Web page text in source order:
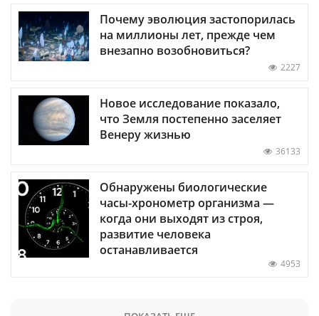
Почему эволюция застопорилась
на миллионы лет, прежде чем
внезапно возобновиться?
2227
Новое исследование показало,
что Земля постепенно заселяет
Венеру жизнью
36133
Обнаружены биологические
часы-хронометр организма —
когда они выходят из строя,
развитие человека
останавливается
4953